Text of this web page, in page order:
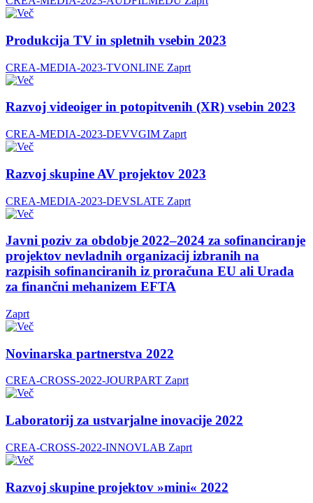
Produkcija TV in spletnih vsebin 2023
CREA-MEDIA-2023-TVONLINE Zaprt
Razvoj videoiger in potopitvenih (XR) vsebin 2023
CREA-MEDIA-2023-DEVVGIM Zaprt
Razvoj skupine AV projektov 2023
CREA-MEDIA-2023-DEVSLATE Zaprt
Javni poziv za obdobje 2022–2024 za sofinanciranje
projektov nevladnih organizacij izbranih na
razpisih sofinanciranih iz proračuna EU ali Urada
za finančni mehanizem EFTA
Zaprt
Novinarska partnerstva 2022
CREA-CROSS-2022-JOURPART Zaprt
Laboratorij za ustvarjalne inovacije 2022
CREA-CROSS-2022-INNOVLAB Zaprt
Razvoj skupine projektov »mini« 2022